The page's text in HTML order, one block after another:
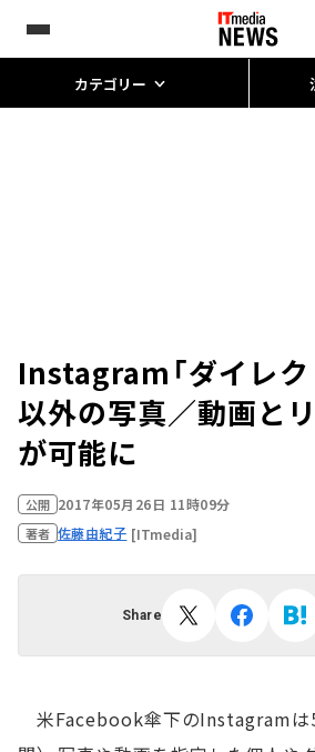
カテゴリー
Instagram「ダイレク
以外の写真／動画と
が可能に
公開 2017年05月26日 11時09分
著者 佐藤由紀子 [ITmedia]
Share
米Facebook傘下のInstagramは